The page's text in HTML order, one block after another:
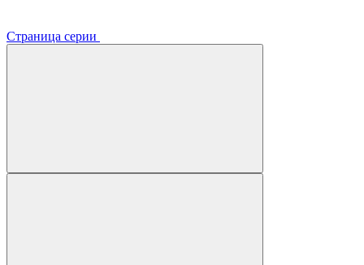
Страница серии